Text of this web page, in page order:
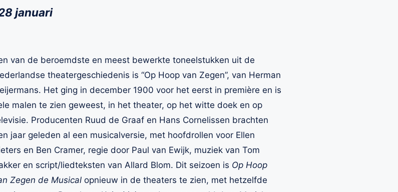
januari
van de beroemdste en meest bewerkte toneelstukken uit de
theatergeschiedenis is “Op Hoop van Zegen”, van Herman
Het ging in december 1900 voor het eerst in première en is
malen te zien geweest, in het theater, op het witte doek en op
Producenten Ruud de Graaf en Hans Cornelissen brachten
jaar geleden al een musicalversie, met hoofdrollen voor Ellen
en Ben Cramer, regie door Paul van Ewijk, muziek van Tom
en script/liedteksten van Allard Blom. Dit seizoen is Op Hoop
Zegen de Musical opnieuw in de theaters te zien, met hetzelfde